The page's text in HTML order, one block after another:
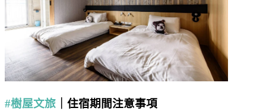
#樹屋文旅 ｜住宿期間注意事項